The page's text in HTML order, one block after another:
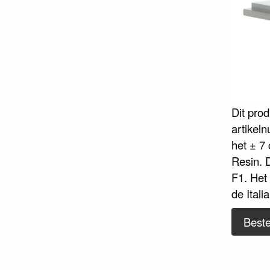
Dit
het ± 7
Resin.
F1.
de